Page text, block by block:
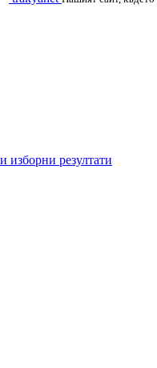
изборни резултати